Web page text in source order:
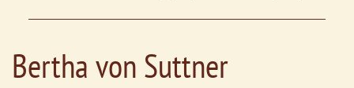
Bertha von Suttner